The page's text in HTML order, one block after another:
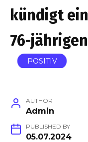
kündigt
76-
POSITIV
AUTHOR
Admin
PUBLISHED BY
05.07.2024